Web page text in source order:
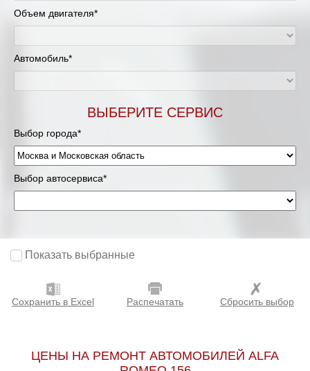
Липецк
Москва и Московская область
Мурманск
Нижневартовск
Нижний Новгород
Новосибирск
Оренбург
Объем двигателя*
Автомобиль*
ВЫБЕРИТЕ СЕРВИС
Выбор города*
Выбор автосервиса*
Показать выбранные
Сохранить в Excel Распечатать Сбросить выбор
ЦЕНЫ НА РЕМОНТ АВТОМОБИЛЕЙ ALFA